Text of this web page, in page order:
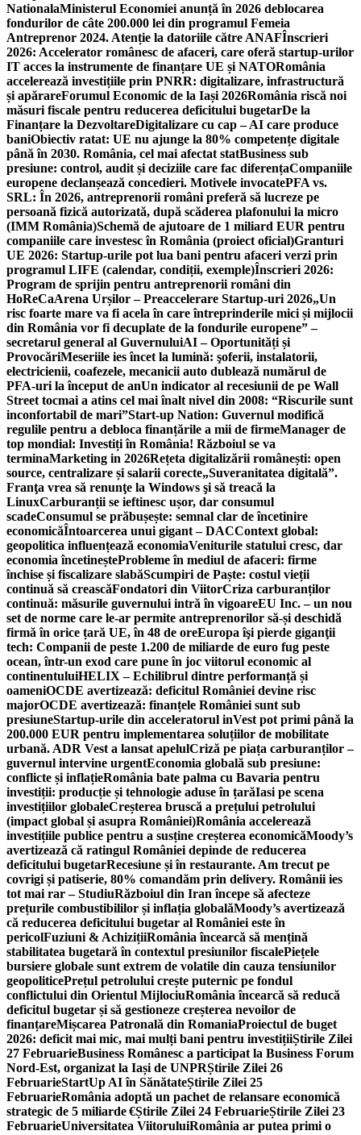
NationalaMinisterul Economiei anunță în 2026 deblocarea
fondurilor de câte 200.000 lei din programul Femeia
Antreprenor 2024. Atenție la datoriile către ANAFÎnscrieri
2026: Accelerator românesc de afaceri, care oferă startup-urilor
IT acces la instrumente de finanțare UE și NATORomânia
accelerează investițiile prin PNRR: digitalizare, infrastructură
și apărareForumul Economic de la Iași 2026România riscă noi
măsuri fiscale pentru reducerea deficitului bugetarDe la
Finanțare la DezvoltareDigitalizare cu cap – AI care produce
baniObiectiv ratat: UE nu ajunge la 80% competențe digitale
până în 2030. România, cel mai afectat statBusiness sub
presiune: control, audit și deciziile care fac diferențaCompaniile
europene declanșează concedieri. Motivele invocatePFA vs.
SRL: În 2026, antreprenorii români preferă să lucreze pe
persoană fizică autorizată, după scăderea plafonului la micro
(IMM România)Schemă de ajutoare de 1 miliard EUR pentru
companiile care investesc în România (proiect oficial)Granturi
UE 2026: Startup-urile pot lua bani pentru afaceri verzi prin
programul LIFE (calendar, condiții, exemple)Înscrieri 2026:
Program de sprijin pentru antreprenorii români din
HoReCaArena Urșilor – Preaccelerare Startup-uri 2026„Un
risc foarte mare va fi acela în care întreprinderile mici și mijlocii
din România vor fi decuplate de la fondurile europene” –
secretarul general al GuvernuluiAI – Oportunități și
ProvocăriMeseriile ies încet la lumină: şoferii, instalatorii,
electricienii, coafezele, mecanicii auto dublează numărul de
PFA-uri la început de anUn indicator al recesiunii de pe Wall
Street tocmai a atins cel mai înalt nivel din 2008: “Riscurile sunt
inconfortabil de mari”Start-up Nation: Guvernul modifică
regulile pentru a debloca finanțările a mii de firmeManager de
top mondial: Investiți în România! Războiul se va
terminaMarketing in 2026Rețeta digitalizării românești: open
source, centralizare și salarii corecte„Suveranitatea digitală”.
Franţa vrea să renunţe la Windows şi să treacă la
LinuxCarburanții se ieftinesc ușor, dar consumul
scadeConsumul se prăbușește: semnal clar de încetinire
economicăÎntoarcerea unui gigant – DACContext global:
geopolitica influențează economiaVeniturile statului cresc, dar
economia încetineșteProbleme în mediul de afaceri: firme
închise și fiscalizare slabăScumpiri de Paște: costul vieții
continuă să creascăFondatori din ViitorCriza carburanților
continuă: măsurile guvernului intră în vigoareEU Inc. – un nou
set de norme care le-ar permite antreprenorilor să-și deschidă
firmă în orice țară UE, în 48 de oreEuropa îşi pierde giganţii
tech: Companii de peste 1.200 de miliarde de euro fug peste
ocean, într-un exod care pune în joc viitorul economic al
continentuluiHELIX – Echilibrul dintre performanță și
oameniOCDE avertizează: deficitul României devine risc
majorOCDE avertizează: finanțele României sunt sub
presiuneStartup-urile din acceleratorul inVest pot primi până la
200.000 EUR pentru implementarea soluțiilor de mobilitate
urbană. ADR Vest a lansat apelulCriză pe piața carburanților –
guvernul intervine urgentEconomia globală sub presiune:
conflicte și inflațieRomânia bate palma cu Bavaria pentru
investiții: producție și tehnologie aduse în țarăIasi pe scena
investițiilor globaleCreșterea bruscă a prețului petrolului
(impact global și asupra României)România accelerează
investițiile publice pentru a susține creșterea economicăMoody’s
avertizează că ratingul României depinde de reducerea
deficitului bugetarRecesiune și în restaurante. Am trecut pe
covrigi și patiserie, 80% comandăm prin delivery. Românii ies
tot mai rar – StudiuRăzboiul din Iran începe să afecteze
prețurile combustibililor și inflația globalăMoody’s avertizează
că reducerea deficitului bugetar al României este în
pericolFuziuni & AchizițiiRomânia încearcă să mențină
stabilitatea bugetară în contextul presiunilor fiscalePiețele
bursiere globale sunt extrem de volatile din cauza tensiunilor
geopoliticePrețul petrolului crește puternic pe fondul
conflictului din Orientul MijlociuRomânia încearcă să reducă
deficitul bugetar și să gestioneze creșterea nevoilor de
finanțareMișcarea Patronală din RomaniaProiectul de buget
2026: deficit mai mic, mai mulți bani pentru investițiiȘtirile Zilei
27 FebruarieBusiness Românesc a participat la Business Forum
Nord-Est, organizat la Iași de UNPRȘtirile Zilei 26
FebruarieStartUp AI în SănătateȘtirile Zilei 25
FebruarieRomânia adoptă un pachet de relansare economică
strategic de 5 miliarde €Știrile Zilei 24 FebruarieȘtirile Zilei 23
FebruarieUniversitatea ViitoruluiRomânia ar putea primi o